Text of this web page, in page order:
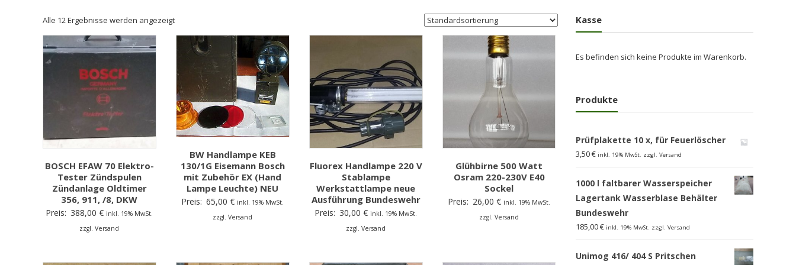
Alle 12 Ergebnisse werden angezeigt
BOSCH EFAW 70 Elektro-
Tester Zündspulen
Zündanlage Oldtimer
356, 911, /8, DKW
Preis: 388,00€ inkl. 19% MwSt.
zzgl. Versand
BW Handlampe KEB
130/1G Eisemann Bosch
mit Zubehör EX (Hand
Lampe Leuchte) NEU
Preis: 65,00€ inkl. 19% MwSt.
zzgl. Versand
Fluorex Handlampe 220 V
Stablampe
Werkstattlampe neue
Ausführung Bundeswehr
Preis: 30,00€ inkl. 19% MwSt.
zzgl. Versand
Glühbirne 500 Watt
Osram 220-230V E40
Sockel
Preis: 26,00€ inkl. 19% MwSt.
zzgl. Versand
Kasse
Es befinden sich keine Produkte im Warenkorb.
Produkte
Prüfplakette 10 x, für Feuerlöscher
3,50€ inkl. 19% MwSt. zzgl. Versand
1000 l faltbarer Wasserspeicher
Lagertank Wasserblase Behälter
Bundeswehr
185,00€ inkl. 19% MwSt. zzgl. Versand
Unimog 416/ 404 S Pritschen